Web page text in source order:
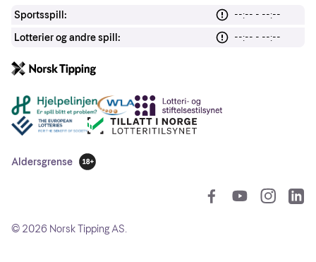
Sportsspill:
--:-- - --:--
Lotterier og andre spill:
--:-- - --:--
Andre lenker
Aldersgrense
18 år
© 2026 Norsk Tipping AS.